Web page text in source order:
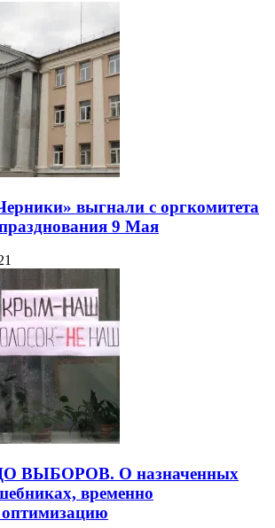
выгнали с оргкомитета
9 Мая
ВЫБОРОВ. О назначенных
временно